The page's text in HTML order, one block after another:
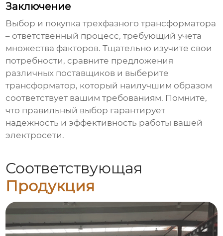
Заключение
Выбор и покупкатрехфазного трансформатора
– ответственный процесс, требующий учета
множества факторов. Тщательно изучите свои
потребности, сравните предложения
различных поставщиков и выберите
трансформатор, который наилучшим образом
соответствует вашим требованиям. Помните,
что правильный выбор гарантирует
надежность и эффективность работы вашей
электросети.
Соответствующая
Продукция